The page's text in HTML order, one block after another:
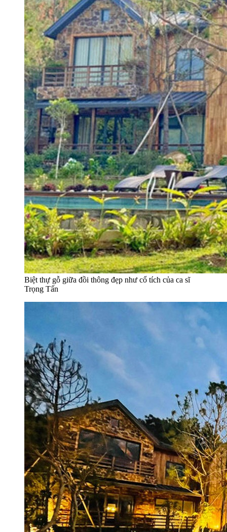
Biệt thự gỗ giữa đồi thông đẹp như cổ tích của ca sĩ
Trọng Tấn